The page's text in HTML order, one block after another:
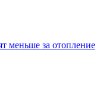
меньше за отопление